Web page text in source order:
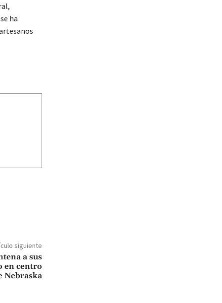
ha
siguiente
a sus
en centro
Nebraska